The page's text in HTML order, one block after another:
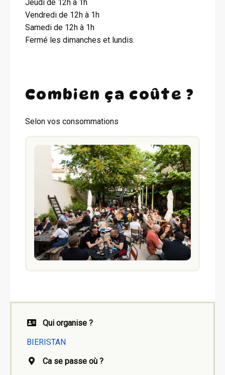
Jeudi de 12h à 1h
Vendredi de 12h à 1h
Samedi de 12h à 1h
Fermé les dimanches et lundis.
Combien ça coûte ?
Selon vos consommations
Qui organise ?
BIERISTAN
Ca se passe où ?